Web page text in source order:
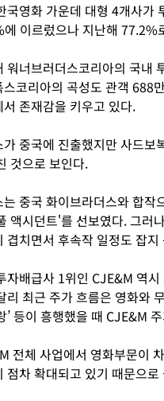
국영화 가운데 대형 4개사가
이르렀으나 지난해 77.2%
워너브러더스코리아의 국내
스코리아의 곡성도 관객 688
서 존재감을 키우고 있다.
중국에 진출했지만 사드보
것으로 보인다.
중국 화이브라더스와 합작
액시던트'를 선보였다. 그러
겹치면서 후속작 일정도 잡지
자배급사 1위인 CJE&M 역
리 최근 주가 흐름은 영화와
’ 등이 흥행했을 때 CJE&M
전체 사업에서 영화부문이
점차 확대되고 있기 때문으로